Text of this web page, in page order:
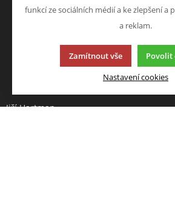
O FIRMĚ
NAPIŠTE
Chcete
shopu?
Chci
Jiří Hartman
funkcí ze sociálních médií a ke zlepšení a
a reklam.
Zamítnout vše Povolit
Nastavení cookies